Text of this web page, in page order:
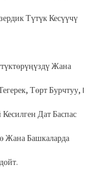
Түтүк Кесүүчү
Жана
Төрт Бурчтуу, I
Дат Баспас
Жана Башкаларда